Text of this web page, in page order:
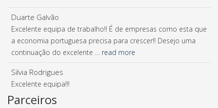
Duarte Galvão
Excelente equipa de trabalho!! É de empresas como esta que
a economia portuguesa precisa para crescer!! Desejo uma
continuação do excelente … read more
Silvia Rodrigues
Excelente equipa!!!
Parceiros